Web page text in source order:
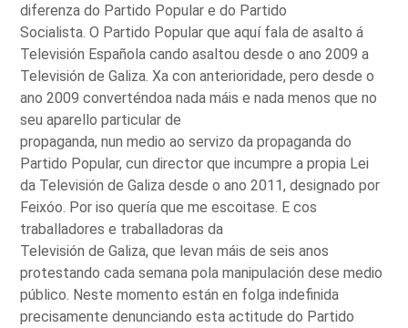
diferenza do Partido Popular e do Partido
Socialista. O Partido Popular que aquí fala de asalto á
Televisión Española cando asaltou desde o ano 2009 a
Televisión de Galiza. Xa con anterioridade, pero desde o
ano 2009 converténdoa nada máis e nada menos que no
seu aparello particular de
propaganda, nun medio ao servizo da propaganda do
Partido Popular, cun director que incumpre a propia Lei
da Televisión de Galiza desde o ano 2011, designado por
Feixóo. Por iso quería que me escoitase. E cos
traballadores e traballadoras da
Televisión de Galiza, que levan máis de seis anos
protestando cada semana pola manipulación dese medio
público. Neste momento están en folga indefinida
precisamente denunciando esta actitude do Partido